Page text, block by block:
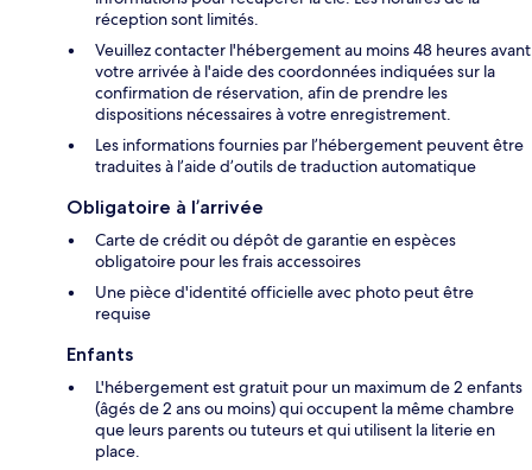
réception sont limités.
Veuillez contacter l'hébergement au moins 48 heures avant
votre arrivée à l'aide des coordonnées indiquées sur la
confirmation de réservation, afin de prendre les
dispositions nécessaires à votre enregistrement.
Les informations fournies par l’hébergement peuvent être
traduites à l’aide d’outils de traduction automatique
Obligatoire à l’arrivée
Carte de crédit ou dépôt de garantie en espèces
obligatoire pour les frais accessoires
Une pièce d'identité officielle avec photo peut être
requise
Enfants
L'hébergement est gratuit pour un maximum de 2 enfants
(âgés de 2 ans ou moins) qui occupent la même chambre
que leurs parents ou tuteurs et qui utilisent la literie en
place.